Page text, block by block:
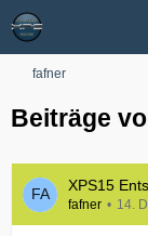
fafner
Beiträge
XPS15
fafner 14.